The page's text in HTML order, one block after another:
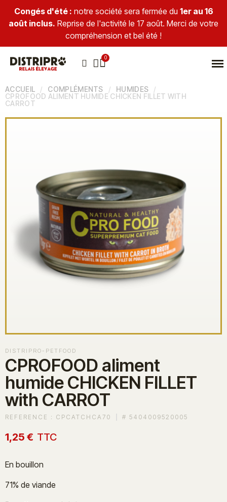
Congés d'été : notre société sera fermée du 1er au 16
août inclus. Reprise de l'activité le 17 août. Merci de votre
compréhension et bel été !
ACCUEIL COMPLÉMENTS
HUMIDES
CPROFOOD ALIMENT HUMIDE CHICKEN FILLET WITH
CARROT
DISTRIPRO-PETFOOD
CPROFOOD aliment
humide CHICKEN FILLET
with CARROT
REFERENCE : CPCATCHCA70 # 5404009520005
1,25 € TTC
En bouillon
71% de viande